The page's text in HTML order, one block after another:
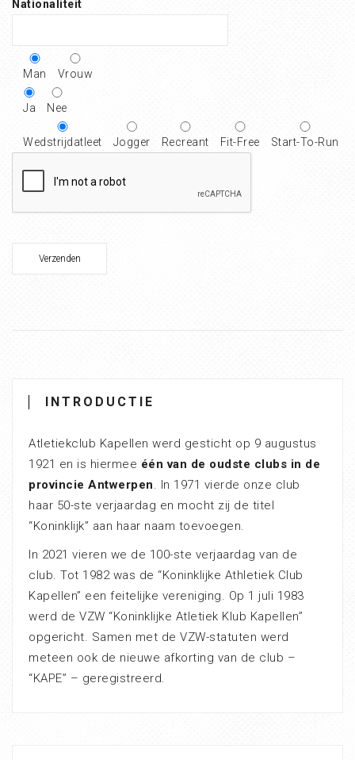
Nationaliteit
Man Vrouw
Ja Nee
Wedstrijdatleet Jogger Recreant Fit-Free Start-To-Run
INTRODUCTIE
Atletiekclub Kapellen werd gesticht op 9 augustus
1921 en is hiermee één van de oudste clubs in de
provincie Antwerpen. In 1971 vierde onze club
haar 50-ste verjaardag en mocht zij de titel
“Koninklijk” aan haar naam toevoegen.
In 2021 vieren we de 100-ste verjaardag van de
club. Tot 1982 was de “Koninklijke Athletiek Club
Kapellen” een feitelijke vereniging. Op 1 juli 1983
werd de VZW “Koninklijke Atletiek Klub Kapellen”
opgericht. Samen met de VZW-statuten werd
meteen ook de nieuwe afkorting van de club –
“KAPE” – geregistreerd.